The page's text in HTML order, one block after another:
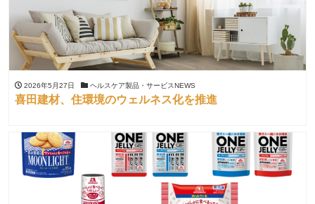
2026年5月27日 ヘルスケア製品・サービスNEWS
喜田建材、住環境のウェルネス化を推進